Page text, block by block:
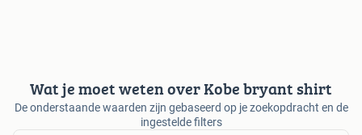
Wat je moet weten over Kobe bryant shirt
De onderstaande waarden zijn gebaseerd op je zoekopdracht en de
ingestelde filters